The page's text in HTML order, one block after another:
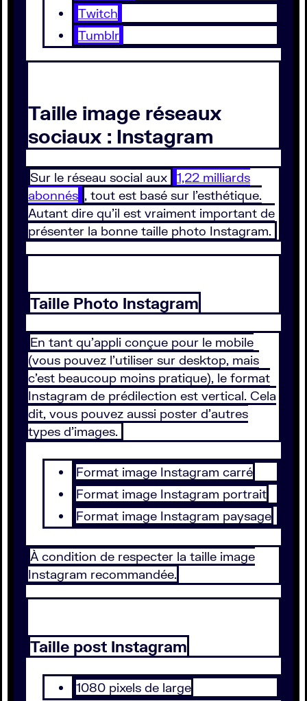
Twitch
Tumblr
Taille image réseaux
sociaux : Instagram
Sur le réseau social aux
1,22 milliards
abonnés , tout est basé sur l’esthétique.
Autant dire qu’il est vraiment important de
présenter la bonne taille photo Instagram.
Taille Photo Instagram
En tant qu’appli conçue pour le mobile
(vous pouvez l’utiliser sur desktop, mais
c’est beaucoup moins pratique), le format
Instagram de prédilection est vertical. Cela
dit, vous pouvez aussi poster d’autres
types d’images.
Format image Instagram carré
Format image Instagram portrait
Format image Instagram paysage
À condition de respecter la taille image
Instagram recommandée.
Taille post Instagram
1080 pixels de large